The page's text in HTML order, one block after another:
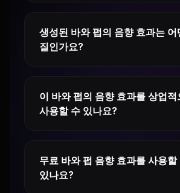
생성된 바와 펍의 음향 효과는 어
질인가요?
이 바와 펍의 음향 효과를 상업적
사용할 수 있나요?
무료 바와 펍 음향 효과를 사용할
있나요?